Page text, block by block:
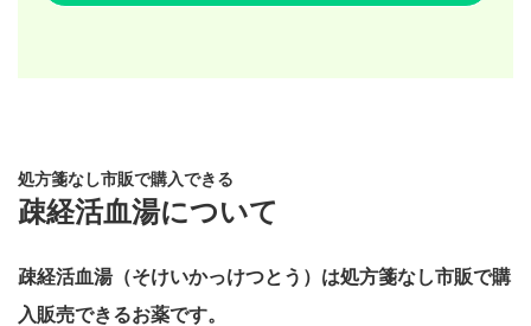
処方箋なし市販で購入できる
疎経活血湯について
疎経活血湯（そけいかっけつとう）は処方箋なし市販で購
入販売できるお薬です。